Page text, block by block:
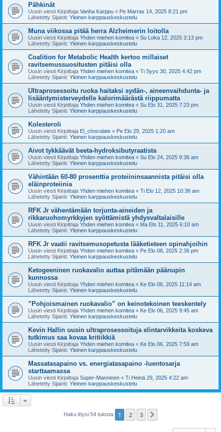
Pähkinät
Uusin viesti Kirjoittaja Vanha Karppu « Pe Marras 14, 2025 8:21 pm
Lähetetty Sijainti: Yleinen karppauskeskustelu
Muna viikossa pitää herra Alzheimerin loitolla
Uusin viesti Kirjoittaja Yhden miehen komitea « Su Loka 12, 2025 3:13 pm
Lähetetty Sijainti: Yleinen karppauskeskustelu
Coalition for Metabolic Health kertoo millaiset
ravitsemussuositusten pitäisi olla
Uusin viesti Kirjoittaja Yhden miehen komitea « Ti Syys 30, 2025 4:42 pm
Lähetetty Sijainti: Yleinen karppauskeskustelu
Ultraprosessoitu ruoka haitaksi sydän-, aineenvaihdunta- ja
lisääntymisterveydelle kalorimäärästä riippumatta
Uusin viesti Kirjoittaja Yhden miehen komitea « Su Elo 31, 2025 7:23 pm
Lähetetty Sijainti: Yleinen karppauskeskustelu
Kolesteroli
Uusin viesti Kirjoittaja El_chocolate « Pe Elo 29, 2025 1:20 am
Lähetetty Sijainti: Yleinen karppauskeskustelu
Aivot tykkäävät beeta-hydroksibutyraatista
Uusin viesti Kirjoittaja Yhden miehen komitea « Su Elo 24, 2025 9:36 am
Lähetetty Sijainti: Yleinen karppauskeskustelu
Vähintään 60-80 prosenttia proteiininsaannista pitäisi olla
eläinproteiinia
Uusin viesti Kirjoittaja Yhden miehen komitea « Ti Elo 12, 2025 10:38 am
Lähetetty Sijainti: Yleinen karppauskeskustelu
RFK Jr vähentämään torjunta-aineiden ja
rikkaruohomyrkkyjen syöttämistä yhdysvaltalaisille
Uusin viesti Kirjoittaja Yhden miehen komitea « Ma Elo 11, 2025 6:10 am
Lähetetty Sijainti: Yleinen karppauskeskustelu
RFK Jr vaatii ravitsemusopetusta lääketieteen opinahjoihin
Uusin viesti Kirjoittaja Yhden miehen komitea « Pe Elo 08, 2025 2:36 pm
Lähetetty Sijainti: Yleinen karppauskeskustelu
Ketogeeninen ruokavalio auttaa pitämään päänupin
kunnossa
Uusin viesti Kirjoittaja Yhden miehen komitea « Ke Elo 06, 2025 11:14 am
Lähetetty Sijainti: Yleinen karppauskeskustelu
”Pohjoismainen ruokavalio” on keinotekoinen teeskentely
Uusin viesti Kirjoittaja Yhden miehen komitea « Ke Elo 06, 2025 9:45 am
Lähetetty Sijainti: Yleinen karppauskeskustelu
Kevin Hallin uusin ultraprosessoituja elintarvikkeita koskeva
tutkimus saa kovaa kritiikkiä
Uusin viesti Kirjoittaja Yhden miehen komitea « Ke Elo 06, 2025 7:59 am
Lähetetty Sijainti: Yleinen karppauskeskustelu
Massatasapaino vs. energiatasapaino -luentosarja
starttaamassa
Uusin viesti Kirjoittaja Super-Manninen « Ti Heinä 29, 2025 4:22 am
Lähetetty Sijainti: Yleinen karppauskeskustelu
Haku löysi 54 tulosta 1 2 3